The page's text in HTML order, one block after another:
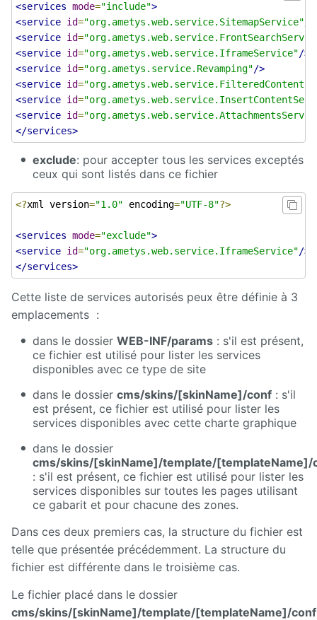
<services mode="include">
<service id="org.ametys.web.service.SitemapService"
<service id=
<service id="org.ametys.web.service.IframeService"/>
<service id="org.ametys.service.Revamping"/>
<service id=
<service id=
<service id=
</services>
exclude: pour accepter tous les services exceptés
ceux qui sont listés dans ce fichier
<?xml version="1.0" encoding="UTF-8"?>
<services mode="exclude">
<service id="org.ametys.web.service.IframeService"/>
</services>
Cette liste de services autorisés peux être définie à 3
emplacements :
dans le dossier WEB-INF/params : s'il est présent,
ce fichier est utilisé pour lister les services
disponibles avec ce type de site
dans le dossier cms/skins/[skinName]/conf : s'il
est présent, ce fichier est utilisé pour lister les
services disponibles avec cette charte graphique
dans le dossier
cms/skins/[skinName]/template/[templateName]/
: s'il est présent, ce fichier est utilisé pour lister les
services disponibles sur toutes les pages utilisant
ce gabarit et pour chacune des zones.
Dans ces deux premiers cas, la structure du fichier est
telle que présentée précédemment. La structure du
fichier est différente dans le troisième cas.
Le fichier placé dans le dossier
cms/skins/[skinName]/template/[templateName]/conf